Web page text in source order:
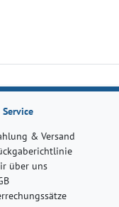
& Versand
über uns